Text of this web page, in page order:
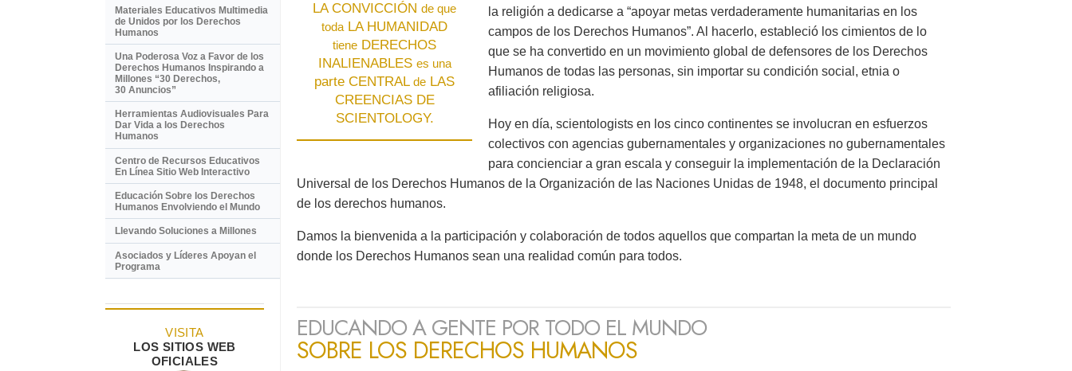
LA CONVICCIÓN de que
todaLA HUMANIDAD
tiene DERECHOS
INALIENABLES es una
parte CENTRAL de LAS
CREENCIAS DE
SCIENTOLOGY.
la religión a dedicarse a “apoyar metas verdaderamente humanitarias en los
campos de los Derechos Humanos”. Al hacerlo, estableció los cimientos de lo
que se ha convertido en un movimiento global de defensores de los Derechos
Humanos de todas las personas, sin importar su condición social, etnia o
afiliación religiosa.
Hoy en día, scientologists en los cinco continentes se involucran en esfuerzos
colectivos con agencias gubernamentales y organizaciones no gubernamentales
para concienciar a gran escala y conseguir la implementación de la Declaración
Universal de los Derechos Humanos de la Organización de las Naciones Unidas de 1948, el documento principal
de los derechos humanos.
Damos la bienvenida a la participación y colaboración de todos aquellos que compartan la meta de un mundo
donde los Derechos Humanos sean una realidad común para todos.
EDUCANDO A GENTE POR TODO EL MUNDO
SOBRE LOS DERECHOS HUMANOS
Materiales Educativos Multimedia
de Unidos por los Derechos
Humanos
Una Poderosa Voz a Favor de los
Derechos Humanos Inspirando a
Millones “30 Derechos,
30 Anuncios”
Herramientas Audiovisuales Para
Dar Vida a los Derechos
Humanos
Centro de Recursos Educativos
En Línea Sitio Web Interactivo
Educación Sobre los Derechos
Humanos Envolviendo el Mundo
Llevando Soluciones a Millones
Asociados y Líderes Apoyan el
Programa
VISITA
LOS SITIOS WEB
OFICIALES